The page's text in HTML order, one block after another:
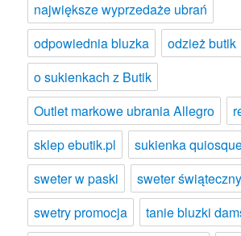
największe wyprzedaże ubrań
odpowiednia bluzka
odzież butik
o sukienkach z Butik
Outlet markowe ubrania Allegro
sklep ebutik.pl
sukienka
sweter w paski
sweter świąteczny
swetry promocja
tanie bluzki